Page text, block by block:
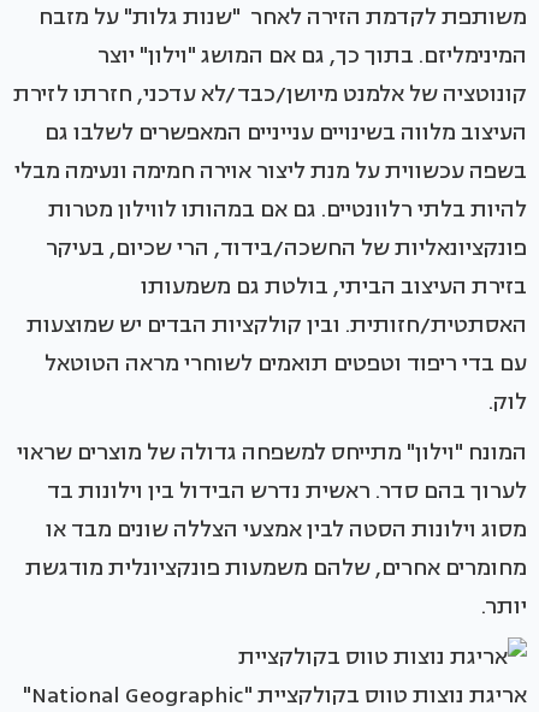
משותפת לקדמת הזירה לאחר "שנות גלות" על מזבח
המינימליזם. בתוך כך, גם אם המושג "וילון" יוצר
קונוטציה של אלמנט מיושן/כבד/לא עדכני, חזרתו לזירת
העיצוב מלווה בשינויים ענייניים המאפשרים לשלבו גם
בשפה עכשווית על מנת ליצור אוירה חמימה ונעימה מבלי
להיות בלתי רלוונטיים. גם אם במהותו לווילון מטרות
פונקציונאליות של החשכה/בידוד, הרי שכיום, בעיקר
בזירת העיצוב הביתי, בולטת גם משמעותו
האסתטית/חזותית. ובין קולקציות הבדים יש שמוצעות
עם בדי ריפוד וטפטים תואמים לשוחרי מראה הטוטאל
לוק.
המונח "וילון" מתייחס למשפחה גדולה של מוצרים שראוי
לערוך בהם סדר. ראשית נדרש הבידול בין וילונות בד
מסוג וילונות הסטה לבין אמצעי הצללה שונים מבד או
מחומרים אחרים, שלהם משמעות פונקציונלית מודגשת
יותר.
אריגת נוצות טווס בקולקציית "National Geographic"